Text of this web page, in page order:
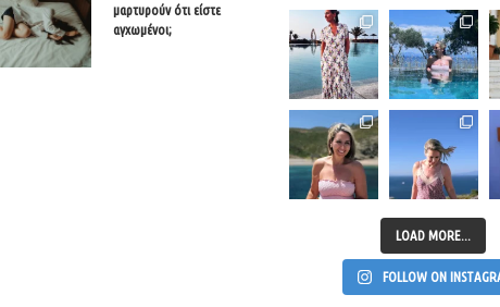
μαρτυρούν ότι είστε
αγχωμένοι;
LOAD MORE...
FOLLOW ON